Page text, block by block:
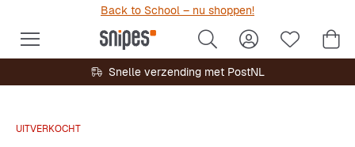
Back to School – nu shoppen!
Snelle verzending met PostNL
UITVERKOCHT